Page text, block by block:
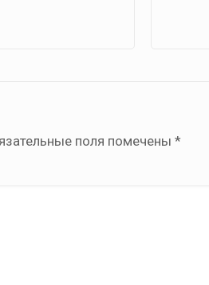
поля помечены *